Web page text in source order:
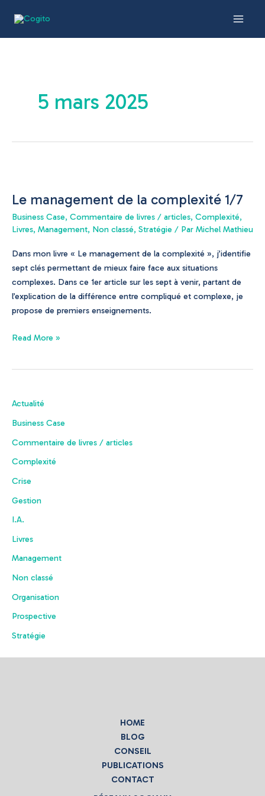
Main
Menu
5 mars 2025
Le management de la complexité 1/7
Business Case, Commentaire de livres / articles, Complexité,
Livres, Management, Non classé, Stratégie / Par Michel Mathieu
Dans mon livre « Le management de la complexité », j’identifie
sept clés permettant de mieux faire face aux situations
complexes. Dans ce 1er article sur les sept à venir, partant de
l’explication de la différence entre compliqué et complexe, je
propose de premiers enseignements.
de
la
complexité
Read More »
Actualité
Business Case
Commentaire de livres / articles
Complexité
Crise
Gestion
I.A.
Livres
Management
Non classé
Organisation
Prospective
Stratégie
HOME
BLOG
CONSEIL
PUBLICATIONS
CONTACT